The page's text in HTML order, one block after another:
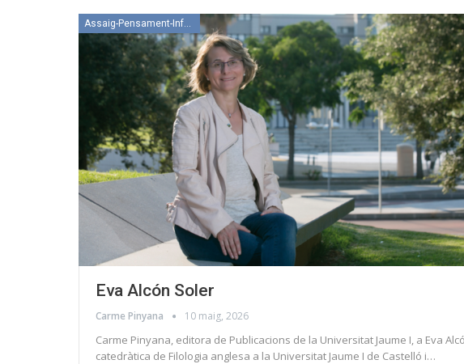
Assaig-Pensament-Informació
Eva Alcón Soler
Carme Pinyana 10 maig, 2026
Carme Pinyana, editora de Publicacions de la Universitat Jaume I, a Eva
catedràtica de Filologia anglesa a la Universitat Jaume I de Castelló i…